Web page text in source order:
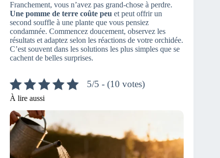
Franchement, vous n’avez pas grand-chose à perdre.
Une pomme de terre coûte peu et peut offrir un
second souffle à une plante que vous pensiez
condamnée. Commencez doucement, observez les
résultats et adaptez selon les réactions de votre orchidée.
C’est souvent dans les solutions les plus simples que se
cachent de belles surprises.
5/5 - (10 votes)
À lire aussi